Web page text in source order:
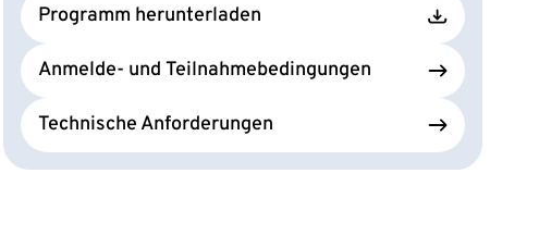
Programm herunterladen
Anmelde- und Teilnahmebedingungen
Technische Anforderungen